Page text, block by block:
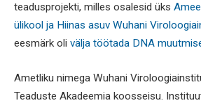
teadusprojekti, milles osalesid üks
ülikool ja Hiinas asuv Wuhani
eesmärk oli välja töötada DNA
Ametliku nimega Wuhani
Teaduste Akadeemia koosseisu.